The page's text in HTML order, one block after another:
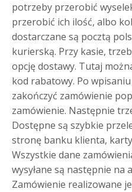
potrzeby przerobić
przerobić ich ilość, albo
dostarczane są pocztą
kurierską. Przy kasie,
opcję dostawy. Tutaj
kod rabatowy. Po
zakończyć zamówienie
zamówienie. Następnie
Dostępne są szybkie
stronę banku klienta,
Wszystkie dane
wysyłane są następnie na
Zamówienie realizowane